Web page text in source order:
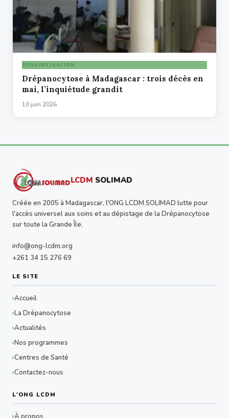
SENSIBILISATION
Drépanocytose à Madagascar : trois décès en
mai, l’inquiétude grandit
10 juin 2026
LCDM SOLIMAD
Créée en 2005 à Madagascar, l'ONG LCDM SOLIMAD lutte pour
l'accès universel aux soins et au dépistage de la Drépanocytose
sur toute la Grande Île.
info@ong-lcdm.org
+261 34 15 276 69
LE SITE
Accueil
La Drépanocytose
Actualités
Nos programmes
Centres de Santé
Contactez-nous
L'ONG LCDM